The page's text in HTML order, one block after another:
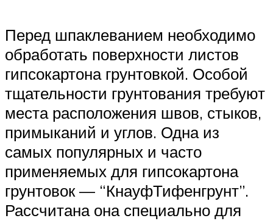
Перед шпаклеванием необходимо
обработать поверхности листов
гипсокартона грунтовкой. Особой
тщательности грунтования требуют
места расположения швов, стыков,
примыканий и углов. Одна из
самых популярных и часто
применяемых для гипсокартона
грунтовок — “КнауфТифенгрунт”.
Рассчитана она специально для